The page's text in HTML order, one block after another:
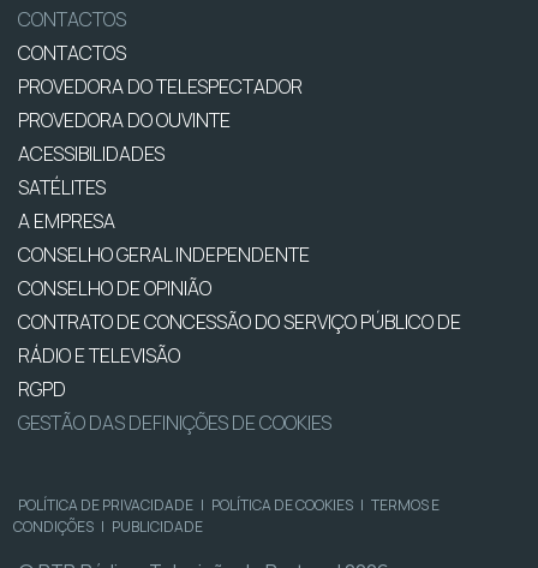
CONTACTOS
CONTACTOS
PROVEDORA DO TELESPECTADOR
PROVEDORA DO OUVINTE
ACESSIBILIDADES
SATÉLITES
A EMPRESA
CONSELHO GERAL INDEPENDENTE
CONSELHO DE OPINIÃO
CONTRATO DE CONCESSÃO DO SERVIÇO PÚBLICO DE
RÁDIO E TELEVISÃO
RGPD
GESTÃO DAS DEFINIÇÕES DE COOKIES
POLÍTICA DE PRIVACIDADE | POLÍTICA DE COOKIES | TERMOS E
CONDIÇÕES | PUBLICIDADE